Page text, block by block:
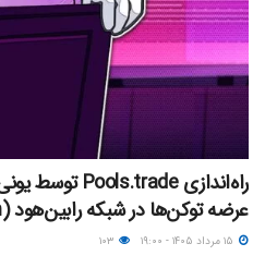
عرضه توکن‌ها در شبکه رابین‌هود (Robinhood Chain)